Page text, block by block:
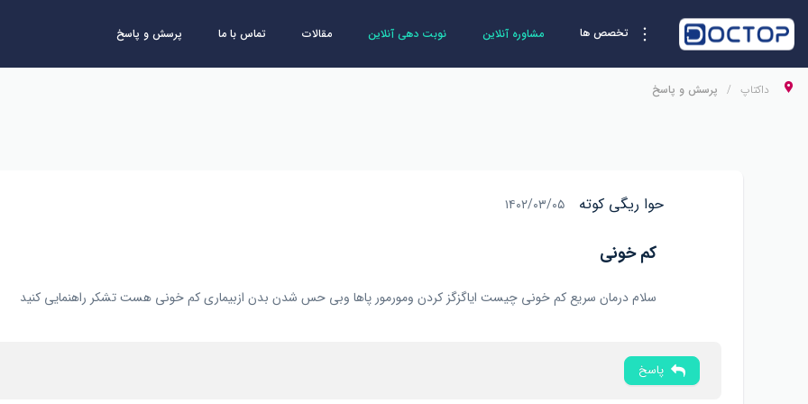
تخصص ها مشاوره آنلاین نوبت دهی آنلاین مقالات تماس با ما پرسش و پاسخ
داکتاپ پرسش و پاسخ
حوا ریگی کوته ۱۴۰۲/۰۳/۰۵
کم خونی
سلام درمان سریع کم خونی چیست ایاگزگز کردن ومورمور پاها وبی حس شدن بدن ازبیماری کم خونی هست تشکر راهنمایی کنید
پاسخ